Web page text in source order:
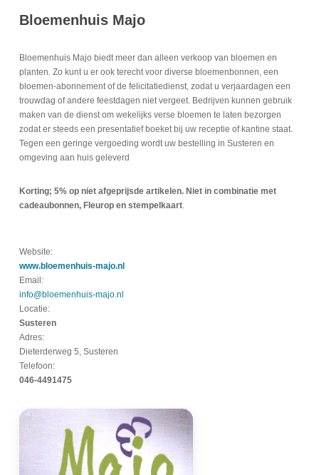
Bloemenhuis Majo
Bloemenhuis Majo biedt meer dan alleen verkoop van bloemen en
planten. Zo kunt u er ook terecht voor diverse bloemenbonnen, een
bloemen-abonnement of de felicitatiedienst, zodat u verjaardagen een
trouwdag of andere feestdagen niet vergeet. Bedrijven kunnen gebruik
maken van de dienst om wekelijks verse bloemen te laten bezorgen
zodat er steeds een presentatief boeket bij uw receptie of kantine staat.
Tegen een geringe vergoeding wordt uw bestelling in Susteren en
omgeving aan huis geleverd
Korting; 5% op niet afgeprijsde artikelen. Niet in combinatie met
cadeaubonnen, Fleurop en stempelkaart.
Website:
www.bloemenhuis-majo.nl
Email:
info@bloemenhuis-majo.nl
Locatie:
Susteren
Adres:
Dieterderweg 5, Susteren
Telefoon:
046-4491475